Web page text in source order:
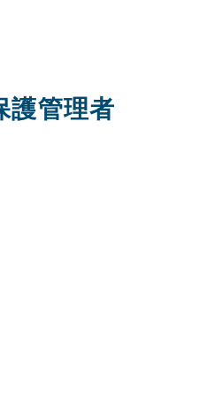
護管理者